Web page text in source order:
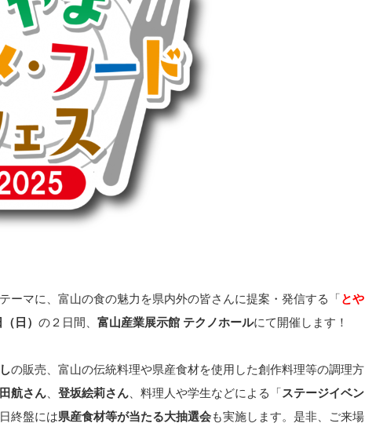
ーマに、富山の食の魅力を県内外の皆さんに提案・発信する「とや
日） の２日間、 富山産業展示館 テクノホールにて開催します！
の販売、富山の伝統料理や県産食材を使用した創作料理等の調理方
航さん 登坂絵莉さん 、料理人や学生などによる「ステージイベン
終盤には県産食材等が当たる大抽選会も実施します。是非、ご来場